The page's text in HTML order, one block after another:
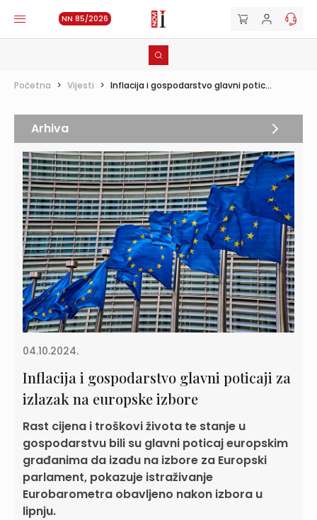
NN 85/2026
Početna > Vijesti > Inflacija i gospodarstvo glavni potic...
04.10.2024.
Inflacija i gospodarstvo glavni poticaji za
izlazak na europske izbore
Rast cijena i troškovi života te stanje u
gospodarstvu bili su glavni poticaj europskim
građanima da izađu na izbore za Europski
parlament, pokazuje istraživanje
Eurobarometra obavljeno nakon izbora u
lipnju.
Arhiva